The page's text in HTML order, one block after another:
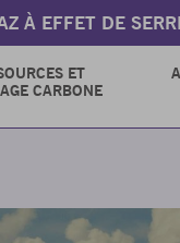
À EFFET DE
ET
CARBONE